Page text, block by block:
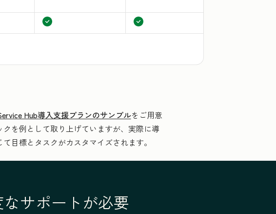
Hub導入支援プランのサンプルをご用意
を例として取り上げていますが、実際に導
目標とタスクがカスタマイズされます。
サポートが必要